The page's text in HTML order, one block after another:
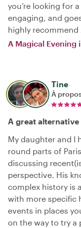
you’re looking for
engaging, and
highly recommend
A Magical Evening
Tine
À
A great alternative
My daughter and I
round parts of
discussing
perspective. His
complex history is
with more specific
events in places
on the way to try a